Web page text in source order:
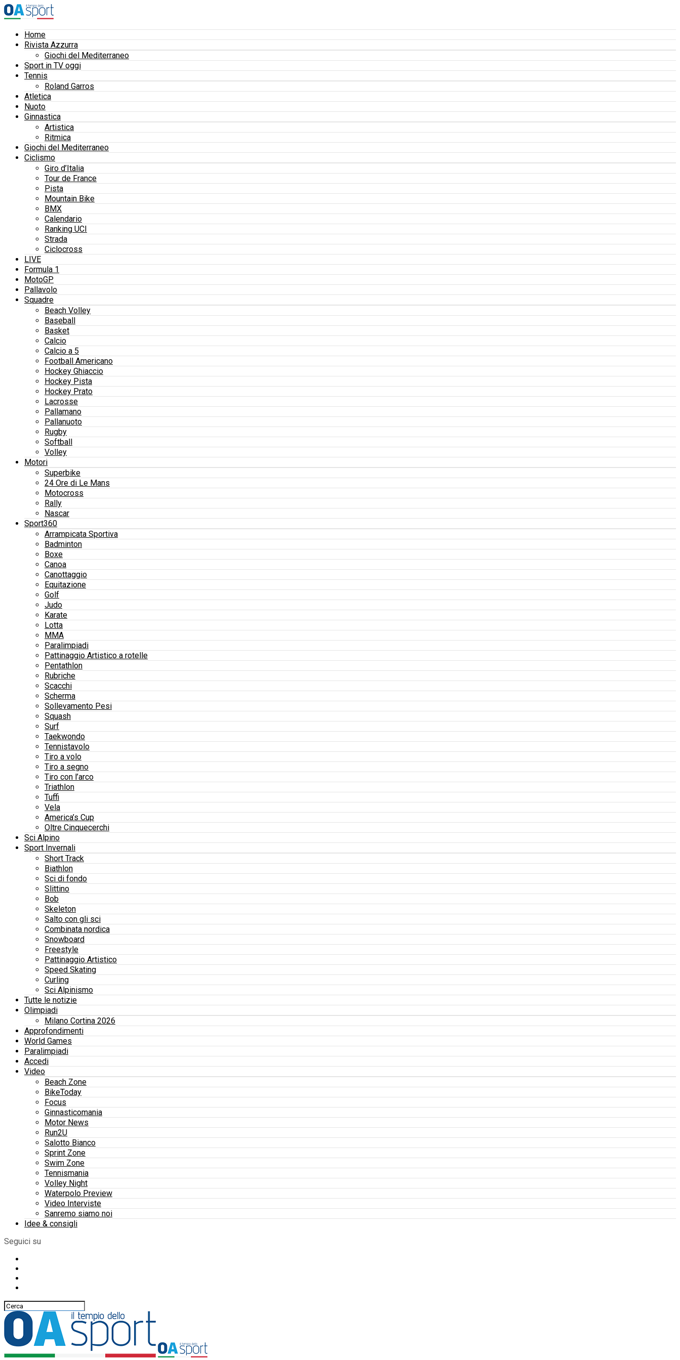
Home
Rivista Azzurra
Giochi del Mediterraneo
Sport in TV oggi
Tennis
Roland Garros
Atletica
Nuoto
Ginnastica
Artistica
Ritmica
Giochi del Mediterraneo
Ciclismo
Giro d’Italia
Tour de France
Pista
Mountain Bike
BMX
Calendario
Ranking UCI
Strada
Ciclocross
LIVE
Formula 1
MotoGP
Pallavolo
Squadre
Beach Volley
Baseball
Basket
Calcio
Calcio a 5
Football Americano
Hockey Ghiaccio
Hockey Pista
Hockey Prato
Lacrosse
Pallamano
Pallanuoto
Rugby
Softball
Volley
Motori
Superbike
24 Ore di Le Mans
Motocross
Rally
Nascar
Sport360
Arrampicata Sportiva
Badminton
Boxe
Canoa
Canottaggio
Equitazione
Golf
Judo
Karate
Lotta
MMA
Paralimpiadi
Pattinaggio Artistico a rotelle
Pentathlon
Rubriche
Scacchi
Scherma
Sollevamento Pesi
Squash
Surf
Taekwondo
Tennistavolo
Tiro a volo
Tiro a segno
Tiro con l’arco
Triathlon
Tuffi
Vela
America’s Cup
Oltre Cinquecerchi
Sci Alpino
Sport Invernali
Short Track
Biathlon
Sci di fondo
Slittino
Bob
Skeleton
Salto con gli sci
Combinata nordica
Snowboard
Freestyle
Pattinaggio Artistico
Speed Skating
Curling
Sci Alpinismo
Tutte le notizie
Olimpiadi
Milano Cortina 2026
Approfondimenti
World Games
Paralimpiadi
Accedi
Video
Beach Zone
BikeToday
Focus
Ginnasticomania
Motor News
Run2U
Salotto Bianco
Sprint Zone
Swim Zone
Tennismania
Volley Night
Waterpolo Preview
Video Interviste
Sanremo siamo noi
Idee & consigli
Seguici su